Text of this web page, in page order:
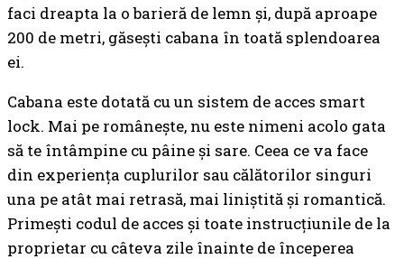
faci dreapta la o barieră de lemn și, după aproape
200 de metri, găsești cabana în toată splendoarea
ei.
Cabana este dotată cu un sistem de acces smart
lock. Mai pe românește, nu este nimeni acolo gata
să te întâmpine cu pâine și sare. Ceea ce va face
din experiența cuplurilor sau călătorilor singuri
una pe atât mai retrasă, mai liniștită și romantică.
Primești codul de acces și toate instrucțiunile de la
proprietar cu câteva zile înainte de începerea